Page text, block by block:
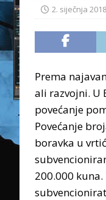
2. siječnja
Prema
ali razvojni. U
povećanje
Povećanje
boravka u
200.000